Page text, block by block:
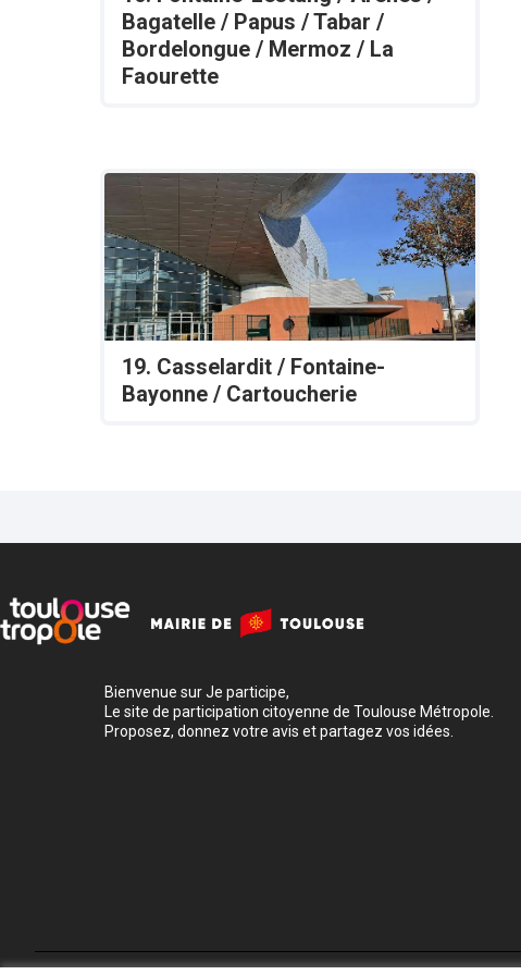
Bagatelle / Papus / Tabar /
Bordelongue / Mermoz / La
Faourette
19. Casselardit / Fontaine-
Bayonne / Cartoucherie
Bienvenue sur Je participe,
Le site de participation citoyenne de Toulouse Métropole.
Proposez, donnez votre avis et partagez vos idées.